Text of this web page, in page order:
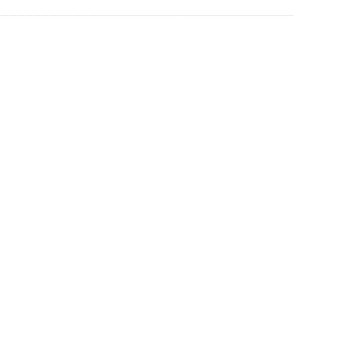
wenn der Status Ihrer Meldung durch das
- jedoch nicht erforderlich. Falls gewünscht,
geben Ihre Meldung
öffentlich einsehbar und